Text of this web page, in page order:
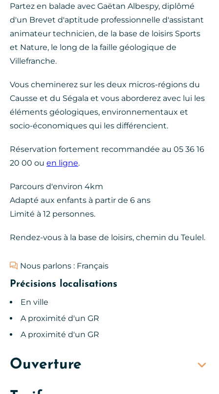
Partez en balade avec Gaëtan Albespy, diplômé
d'un Brevet d'aptitude professionnelle d'assistant
animateur technicien, de la base de loisirs Sports
et Nature, le long de la faille géologique de
Villefranche.
Vous cheminerez sur les deux micros-régions du
Causse et du Ségala et vous aborderez avec lui les
éléments géologiques, environnementaux et
socio-économiques qui les différencient.
Réservation fortement recommandée au 05 36 16
20 00 ou en ligne.
Parcours d'environ 4km
Adapté aux enfants à partir de 6 ans
Limité à 12 personnes.
Rendez-vous à la base de loisirs, chemin du Teulel.
Nous parlons : Français
Précisions localisations
En ville
A proximité d'un GR
A proximité d'un GR
Ouverture